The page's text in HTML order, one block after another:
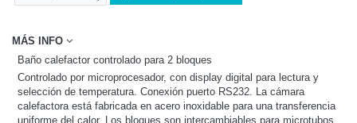
MÁS INFO
Baño calefactor controlado para 2 bloques
Controlado por microprocesador, con display digital para lectura y
selección de temperatura. Conexión puerto RS232. La cámara
calefactora está fabricada en acero inoxidable para una transferencia
uniforme del calor. Los bloques son intercambiables para microtubos